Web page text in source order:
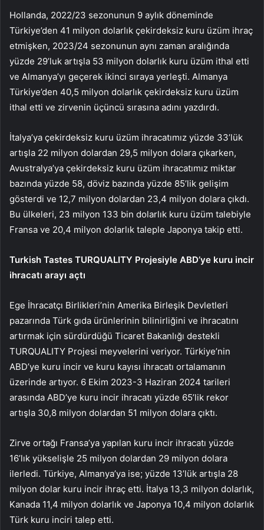
Hollanda, 2022/23 sezonunun 9 aylık döneminde
Türkiye’den 41 milyon dolarlık çekirdeksiz kuru üzüm ihraç
etmişken, 2023/24 sezonunun aynı zaman aralığında
yüzde 29’luk artışla 53 milyon dolarlık kuru üzüm ithal etti
ve Almanya’yı geçerek ikinci sıraya yerleşti. Almanya
Türkiye’den 40,5 milyon dolarlık çekirdeksiz kuru üzüm
ithal etti ve zirvenin üçüncü sırasına adını yazdırdı.
İtalya’ya çekirdeksiz kuru üzüm ihracatımız yüzde 33’lük
artışla 22 milyon dolardan 29,5 milyon dolara çıkarken,
Avustralya’ya çekirdeksiz kuru üzüm ihracatımız miktar
bazında yüzde 58, döviz bazında yüzde 85’lik gelişim
gösterdi ve 12,7 milyon dolardan 23,4 milyon dolara çıkdı.
Bu ülkeleri, 23 milyon 133 bin dolarlık kuru üzüm talebiyle
Fransa ve 20,4 milyon dolarlık taleple Japonya takip etti.
Turkish Tastes TURQUALITY Projesiyle ABD’ye kuru incir
ihracatı arayı açtı
Ege İhracatçı Birlikleri’nin Amerika Birleşik Devletleri
pazarında Türk gıda ürünlerinin bilinirliğini ve ihracatını
artırmak için sürdürdüğü Ticaret Bakanlığı destekli
TURQUALITY Projesi meyvelerini veriyor. Türkiye’nin
ABD’ye kuru incir ve kuru kayısı ihracatı ortalamanın
üzerinde artıyor. 6 Ekim 2023-3 Haziran 2024 tarileri
arasında ABD’ye kuru incir ihracatı yüzde 65’lik rekor
artışla 30,8 milyon dolardan 51 milyon dolara çıktı.
Zirve ortağı Fransa’ya yapılan kuru incir ihracatı yüzde
16’lık yükselişle 25 milyon dolardan 29 milyon dolara
ilerledi. Türkiye, Almanya’ya ise; yüzde 13’lük artışla 28
milyon dolar kuru incir ihraç etti. İtalya 13,3 milyon dolarlık,
Kanada 11,4 milyon dolarlık ve Japonya 10,4 milyon dolarlık
Türk kuru inciri talep etti.